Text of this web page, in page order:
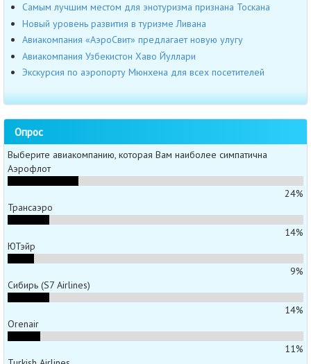
Самым лучшим местом для энотуризма признана Тоскана
Новый уровень развития в туризме Ливана
Авиакомпания «АэроСвит» предлагает новую улугу
Авиакомпания Узбекистон Хаво Йуллари
Экскурсия по аэропорту Мюнхена для всех посетителей
Опрос
Выберите авиакомпанию, которая Вам наиболее симпатична
Аэрофлот
24%
Трансаэро
14%
ЮТэйр
9%
Сибирь (S7 Airlines)
14%
Orenair
11%